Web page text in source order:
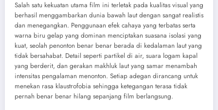
Salah satu kekuatan utama film ini terletak pada kualitas visual yang
berhasil menggambarkan dunia bawah laut dengan sangat realistis
dan menegangkan. Penggunaan efek cahaya yang terbatas serta
warna biru gelap yang dominan menciptakan suasana isolasi yang
kuat, seolah penonton benar benar berada di kedalaman laut yang
tidak bersahabat. Detail seperti partikel di air, suara logam kapal
yang berderit, dan gerakan makhluk laut yang samar menambah
intensitas pengalaman menonton. Setiap adegan dirancang untuk
menekan rasa klaustrofobia sehingga ketegangan terasa tidak
pernah benar benar hilang sepanjang film berlangsung.